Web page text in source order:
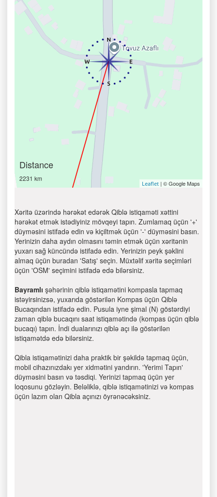
Distance
2231 km
Leaflet | © Google Maps
Xəritə üzərində hərəkət edərək Qiblə istiqaməti xəttini
hərəkət etmək istədiyiniz mövqeyi tapın. Zumlamaq üçün '+'
düyməsini istifadə edin və kiçiltmək üçün '-' düyməsini basın.
Yerinizin daha aydın olmasını təmin etmək üçün xəritənin
yuxarı sağ küncündə istifadə edin. Yerinizin peyk şəklini
almaq üçün buradan 'Satış' seçin. Müxtəlif xəritə seçimləri
üçün 'OSM' seçimini istifadə edə bilərsiniz.
Bayramlı şəhərinin qiblə istiqamətini kompasla tapmaq
istəyirsinizsə, yuxarıda göstərilən Kompas üçün Qiblə
Bucaqından istifadə edin. Pusula iyne şimal (N) göstərdiyi
zaman qiblə bucaqını saat istiqamətində (kompas üçün qiblə
bucaqı) tapın. İndi dualarınızı qiblə açı ilə göstərilən
istiqamətdə edə bilərsiniz.
Qibla istiqamətinizi daha praktik bir şəkildə tapmaq üçün,
mobil cihazınızdakı yer xidmətini yandırın. 'Yerimi Tapın'
düyməsini basın və təsdiqi. Yerinizi tapmaq üçün yer
loqosunu gözləyin. Beləliklə, qiblə istiqamətinizi və kompas
üçün lazım olan Qibla açınızı öyrənəcəksiniz.